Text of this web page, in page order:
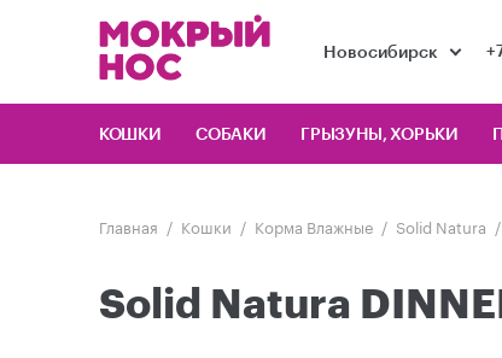
Новосибирск
КОШКИ СОБАКИ ГРЫЗУНЫ, ХОРЬКИ
Главная Кошки Корма Влажные Solid Natura
Solid Natura